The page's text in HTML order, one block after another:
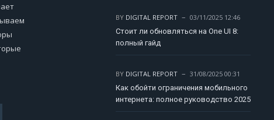
BY DIGITAL REPORT
03/11/2025 12:46
Стоит ли обновляться на One UI 8:
полный гайд
BY DIGITAL REPORT
31/08/2025 00:31
Как обойти ограничения мобильного
интернета: полное руководство 2025